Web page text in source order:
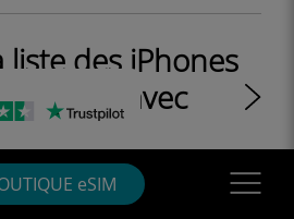
eSIM
liste des iPhones
avec